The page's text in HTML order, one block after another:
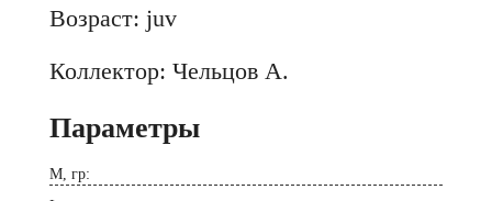
Возраст: juv
Коллектор: Чельцов А.
Параметры
M, гр: